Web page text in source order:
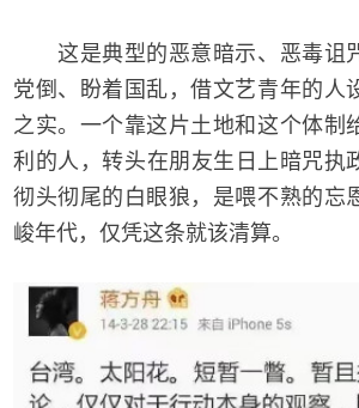
这是典型的恶意暗示、恶毒诅
党倒、盼着国乱，借文艺青年的人
之实。一个靠这片土地和这个体制
利的人，转头在朋友生日上暗咒
彻头彻尾的白眼狼，是喂不熟的忘
峻年代，仅凭这条就该清算。